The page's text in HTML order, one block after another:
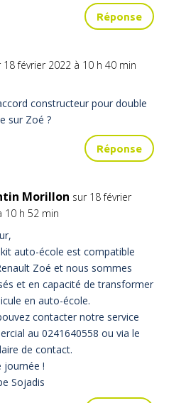
Réponse
18 février 2022 à 10 h 40 min
constructeur pour double
sur Zoé ?
Réponse
Morillon sur 18 février
10 h 52 min
auto-école est compatible
Zoé et nous sommes
et en capacité de transformer
en auto-école.
contacter notre service
au 0241640558 ou via le
de contact.
journée !
Sojadis